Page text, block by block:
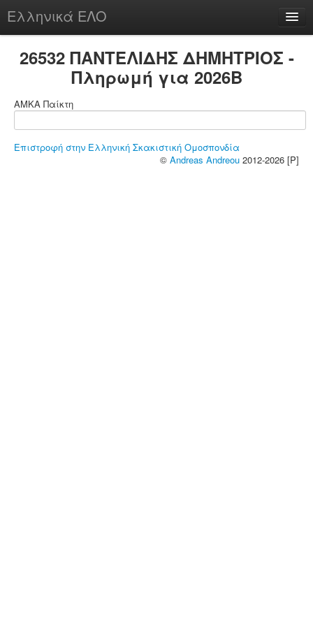
Ελληνικά ΕΛΟ
chesstu.be @ discord
26532 ΠΑΝΤΕΛΙΔΗΣ ΔΗΜΗΤΡΙΟΣ -
Πληρωμή για 2026B
ΑΜΚΑ Παίκτη
Επιστροφή στην Ελληνική Σκακιστική Ομοσπονδία
© Andreas Andreou 2012-2026 [P]